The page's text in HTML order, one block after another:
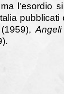
l'esordio
pubblicati